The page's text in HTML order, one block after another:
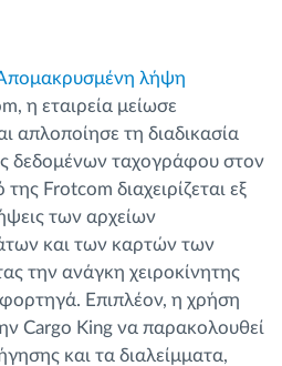
λήψη
η εταιρεία μείωσε
απλοποίησε τη διαδικασία
δεδομένων ταχογράφου στον
Frotcom διαχειρίζεται εξ
των αρχείων
και των καρτών των
την ανάγκη χειροκίνητης
Επιπλέον, η χρήση
Cargo King να παρακολουθεί
και τα διαλείμματα,